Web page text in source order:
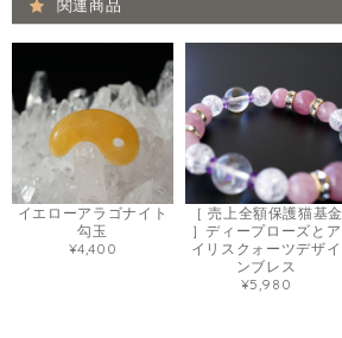
関連商品
イエローアラゴナイト
勾玉
¥4,400
［ 売上全額保護猫基金
］ディープローズとア
イリスクォーツデザイ
ンブレス
¥5,980